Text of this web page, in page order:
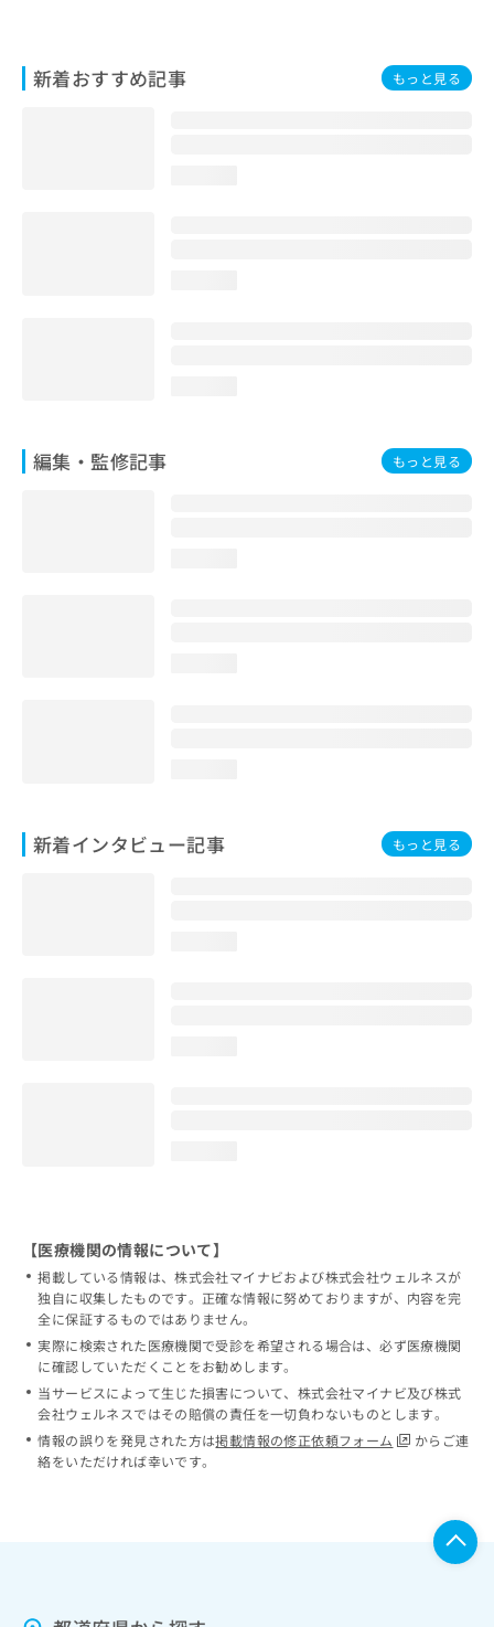
新着おすすめ記事 もっと見る
編集・監修記事 もっと見る
新着インタビュー記事 もっと見る
合
【医療機関の情報について】
掲載している情報は、株式会社マイナビおよび株式会社ウェルネスが
独自に収集したものです。正確な情報に努めておりますが、内容を完
全に保証するものではありません。
実際に検索された医療機関で受診を希望される場合は、必ず医療機関
に確認していただくことをお勧めします。
当サービスによって生じた損害について、株式会社マイナビ及び株式
会社ウェルネスではその賠償の責任を一切負わないものとします。
情報の誤りを発見された方は掲載情報の修正依頼フォーム
からご連
絡をいただければ幸いです。